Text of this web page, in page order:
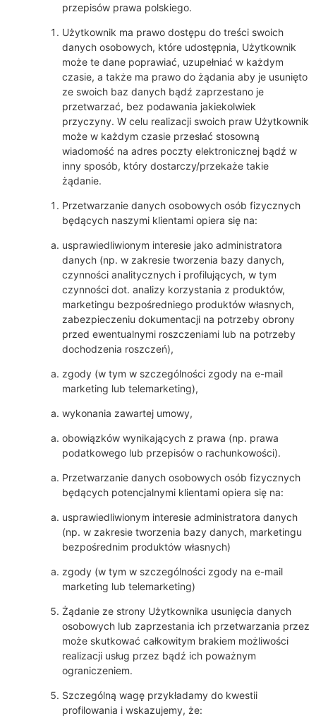
przepisów prawa polskiego.
Użytkownik ma prawo dostępu do treści swoich
danych osobowych, które udostępnia, Użytkownik
może te dane poprawiać, uzupełniać w każdym
czasie, a także ma prawo do żądania aby je usunięto
ze swoich baz danych bądź zaprzestano je
przetwarzać, bez podawania jakiekolwiek
przyczyny. W celu realizacji swoich praw Użytkownik
może w każdym czasie przesłać stosowną
wiadomość na adres poczty elektronicznej bądź w
inny sposób, który dostarczy/przekaże takie
żądanie.
Przetwarzanie danych osobowych osób fizycznych
będących naszymi klientami opiera się na:
usprawiedliwionym interesie jako administratora
danych (np. w zakresie tworzenia bazy danych,
czynności analitycznych i profilujących, w tym
czynności dot. analizy korzystania z produktów,
marketingu bezpośredniego produktów własnych,
zabezpieczeniu dokumentacji na potrzeby obrony
przed ewentualnymi roszczeniami lub na potrzeby
dochodzenia roszczeń),
zgody (w tym w szczególności zgody na e-mail
marketing lub telemarketing),
wykonania zawartej umowy,
obowiązków wynikających z prawa (np. prawa
podatkowego lub przepisów o rachunkowości).
Przetwarzanie danych osobowych osób fizycznych
będących potencjalnymi klientami opiera się na:
usprawiedliwionym interesie administratora danych
(np. w zakresie tworzenia bazy danych, marketingu
bezpośrednim produktów własnych)
zgody (w tym w szczególności zgody na e-mail
marketing lub telemarketing)
Żądanie ze strony Użytkownika usunięcia danych
osobowych lub zaprzestania ich przetwarzania przez
może skutkować całkowitym brakiem możliwości
realizacji usług przez bądź ich poważnym
ograniczeniem.
Szczególną wagę przykładamy do kwestii
profilowania i wskazujemy, że: